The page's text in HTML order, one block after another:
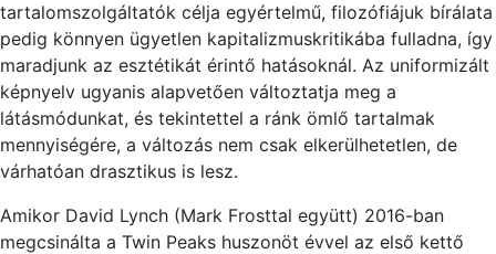
tartalomszolgáltatók célja egyértelmű, filozófiájuk bírálata
pedig könnyen ügyetlen kapitalizmuskritikába fulladna, így
maradjunk az esztétikát érintő hatásoknál. Az uniformizált
képnyelv ugyanis alapvetően változtatja meg a
látásmódunkat, és tekintettel a ránk ömlő tartalmak
mennyiségére, a változás nem csak elkerülhetetlen, de
várhatóan drasztikus is lesz.
Amikor David Lynch (Mark Frosttal együtt) 2016-ban
megcsinálta a Twin Peaks huszonöt évvel az első kettő